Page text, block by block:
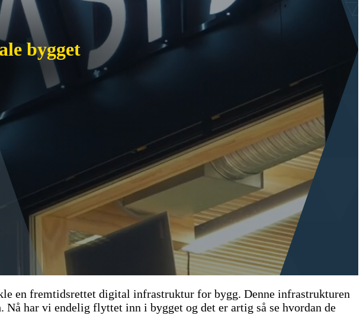
bygget
en fremtidsrettet digital infrastruktur for bygg. Denne infrastrukturen
Nå har vi endelig flyttet inn i bygget og det er artig så se hvordan de